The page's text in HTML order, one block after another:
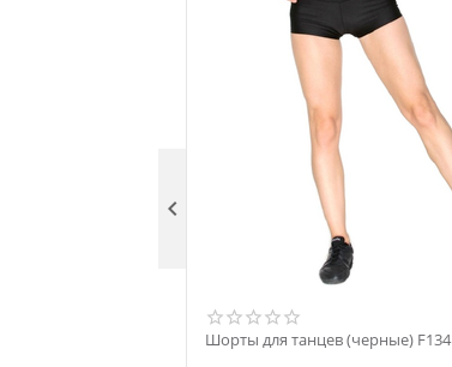
Шорты для танцев (черные) F134
